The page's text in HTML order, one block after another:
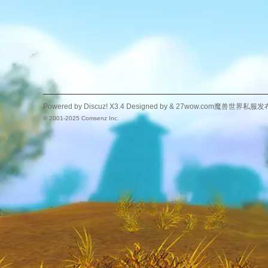
Powered by Discuz! X3.4 Designed by & 27wow.com魔兽世界私服发
© 2001-2025 Comsenz Inc.